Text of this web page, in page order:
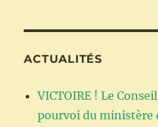
ACTUALITÉS
VICTOIRE ! Le
pourvoi du ministère